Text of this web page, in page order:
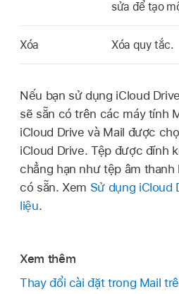
sửa để tạo
Xóa Xóa quy tắc.
Nếu bạn sử dụng iCloud
sẽ sẵn có trên các máy tính
iCloud Drive và Mail được
iCloud Drive. Tệp được đính
chẳng hạn như tệp âm
có sẵn. Xem Sử dụng iCloud
liệu.
Xem thêm
Thay đổi cài đặt trong Mail